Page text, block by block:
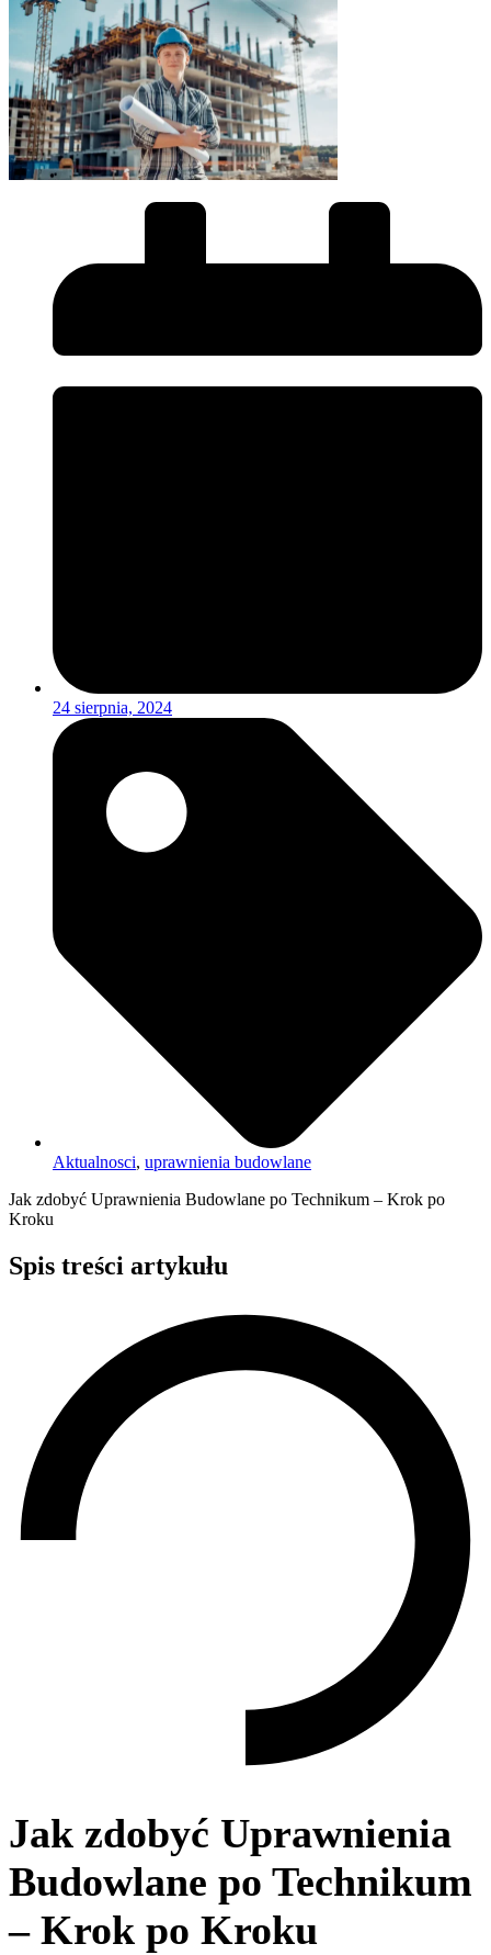
24 sierpnia, 2024
Aktualnosci, uprawnienia budowlane
Jak zdobyć Uprawnienia Budowlane po Technikum – Krok po
Kroku
Spis treści artykułu
Jak zdobyć Uprawnienia
Budowlane po Technikum
– Krok po Kroku